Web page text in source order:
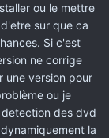
ou le mettre
sur que ca
Si c'est
ne corrige
une version pour
ou je
des dvd
la